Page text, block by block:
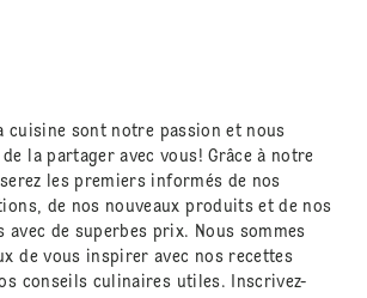
cuisine sont notre passion et nous
la partager avec vous! Grâce à notre
les premiers informés de nos
de nos nouveaux produits et de nos
avec de superbes prix. Nous sommes
de vous inspirer avec nos recettes
conseils culinaires utiles. Inscrivez-